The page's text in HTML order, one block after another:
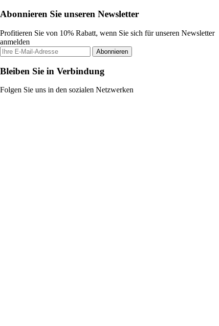
Abonnieren Sie unseren Newsletter
Profitieren Sie von 10% Rabatt, wenn Sie sich für unseren Newsletter
anmelden
Abonnieren
Bleiben Sie in Verbindung
Folgen Sie uns in den sozialen Netzwerken